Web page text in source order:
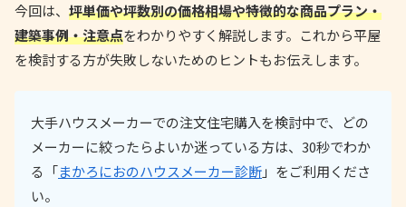
今回は、 坪単価や坪数別の価格相場や特徴的な商品プラン・
建築事例・注意点をわかりやすく解説します。これから平屋
を検討する方が失敗しないためのヒントもお伝えします。
大手ハウスメーカーでの注文住宅購入を検討中で、どの
メーカーに絞ったらよいか迷っている方は、30秒でわか
る「まかろにおのハウスメーカー診断」をご利用くださ
い。